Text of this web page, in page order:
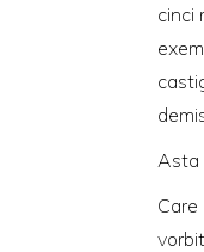
cinci
Asta
Care